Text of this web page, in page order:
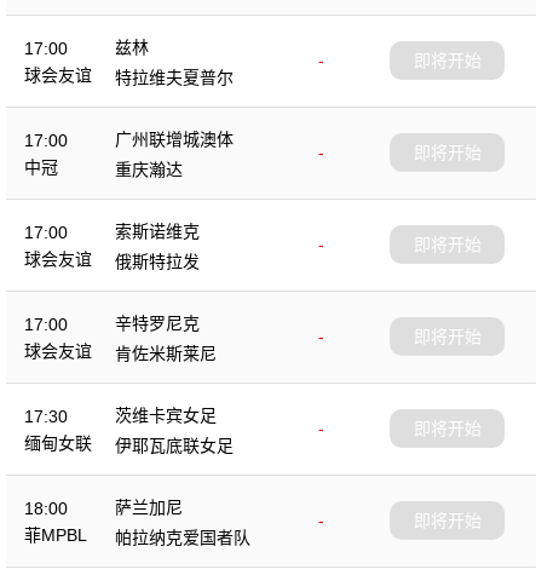
17:00
球会友谊
兹林
-
特拉维夫夏普尔
即将开始
17:00
中冠
广州联增城澳体
-
重庆瀚达
即将开始
17:00
球会友谊
索斯诺维克
-
俄斯特拉发
即将开始
17:00
球会友谊
辛特罗尼克
-
肯佐米斯莱尼
即将开始
17:30
缅甸女联
茨维卡宾女足
-
伊耶瓦底联女足
即将开始
18:00
菲MPBL
萨兰加尼
-
帕拉纳克爱国者队
即将开始